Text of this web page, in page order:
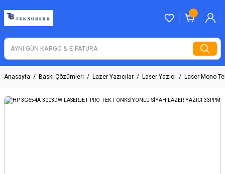
Anasayfa Baskı Çözümleri Lazer Yazıcılar Laser Yazıcı Laser Mono